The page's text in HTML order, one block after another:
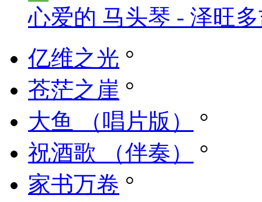
心爱的 马头琴 - 泽旺
亿维之光 °
苍茫之崖 °
大鱼 （唱片版）
°
祝酒歌 （伴奏）
°
家书万卷 °